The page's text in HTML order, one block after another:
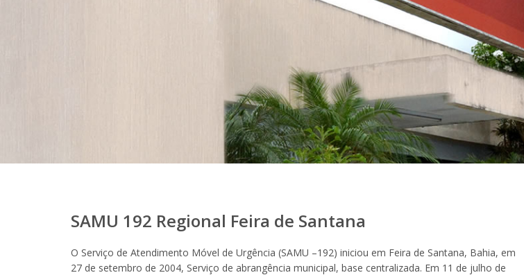
SAMU 192 Regional Feira de Santana
O Serviço de Atendimento Móvel de Urgência (SAMU –192) iniciou em Feira de Santana, Bahia, em
27 de setembro de 2004, Serviço de abrangência municipal, base centralizada. Em 11 de julho de